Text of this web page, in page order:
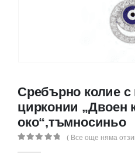
Сребърно колие с
цирконии „Двоен
око“,тъмносиньо
( Все още няма